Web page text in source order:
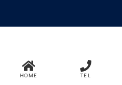
HOME TEL